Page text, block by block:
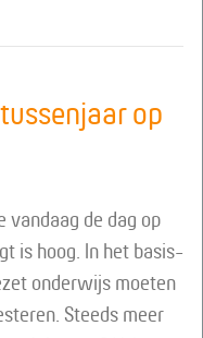
op
vandaag de dag op
is hoog. In het basis-
onderwijs moeten
Steeds meer